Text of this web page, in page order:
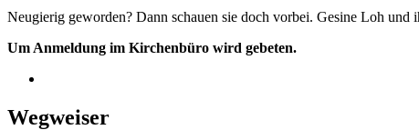
Neugierig geworden? Dann schauen sie doch vorbei. Gesine Loh und
Um Anmeldung im Kirchenbüro wird gebeten.
Wegweiser